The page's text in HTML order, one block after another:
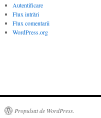
Autentificare
Flux intrări
Flux comentarii
WordPress.org
Propulsat de WordPress.